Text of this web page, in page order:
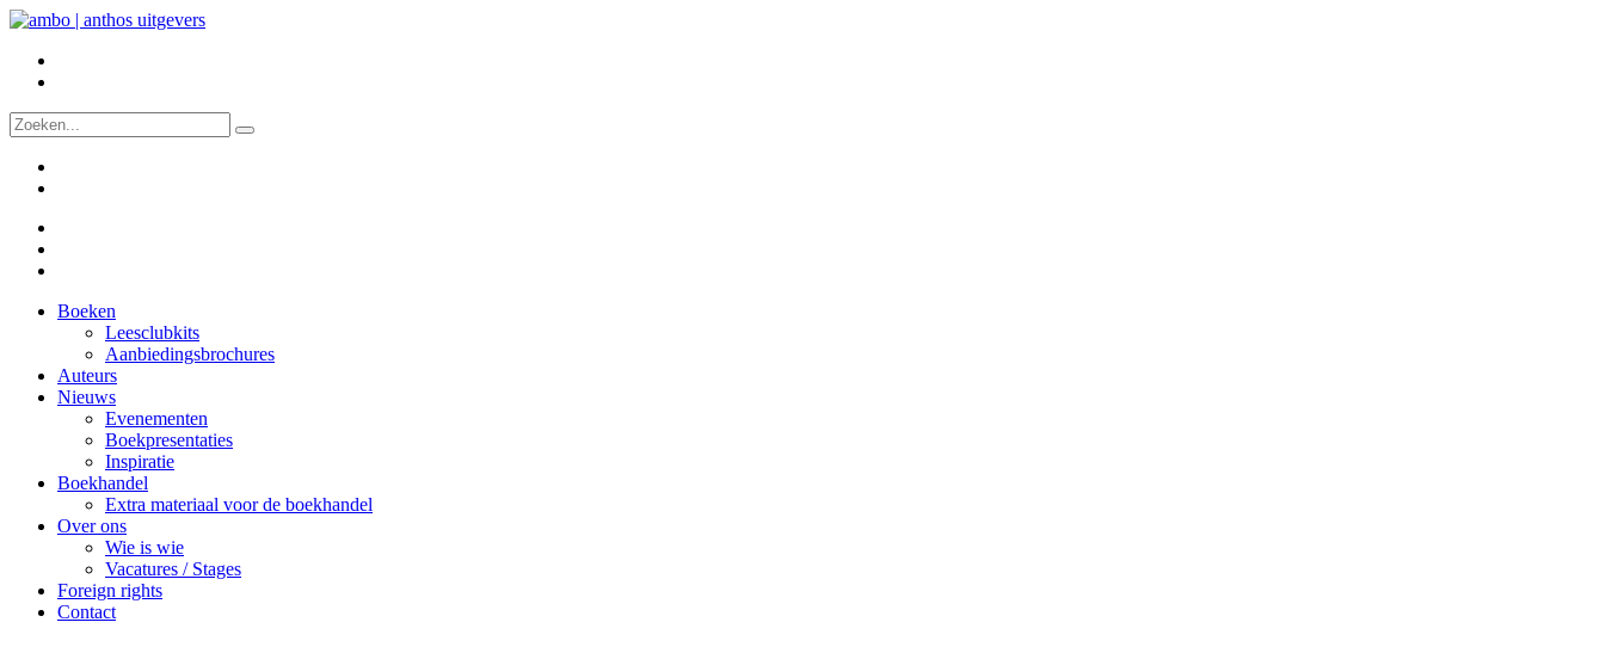
Boeken
Leesclubkits
Aanbiedingsbrochures
Auteurs
Nieuws
Evenementen
Boekpresentaties
Inspiratie
Boekhandel
Extra materiaal voor de boekhandel
Over ons
Wie is wie
Vacatures / Stages
Foreign rights
Contact